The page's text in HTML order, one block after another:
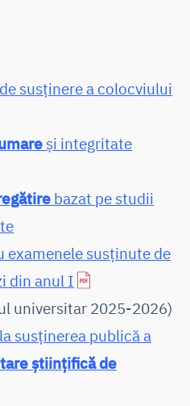
susținere a colocviului
și integritate
bazat pe studii
examenele susținute de
din anul I
universitar 2025-2026)
susținerea publică a
științifică de